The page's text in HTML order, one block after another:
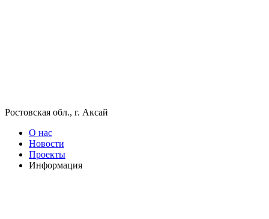
Ростовская обл., г. Аксай
О нас
Новости
Проекты
Информация